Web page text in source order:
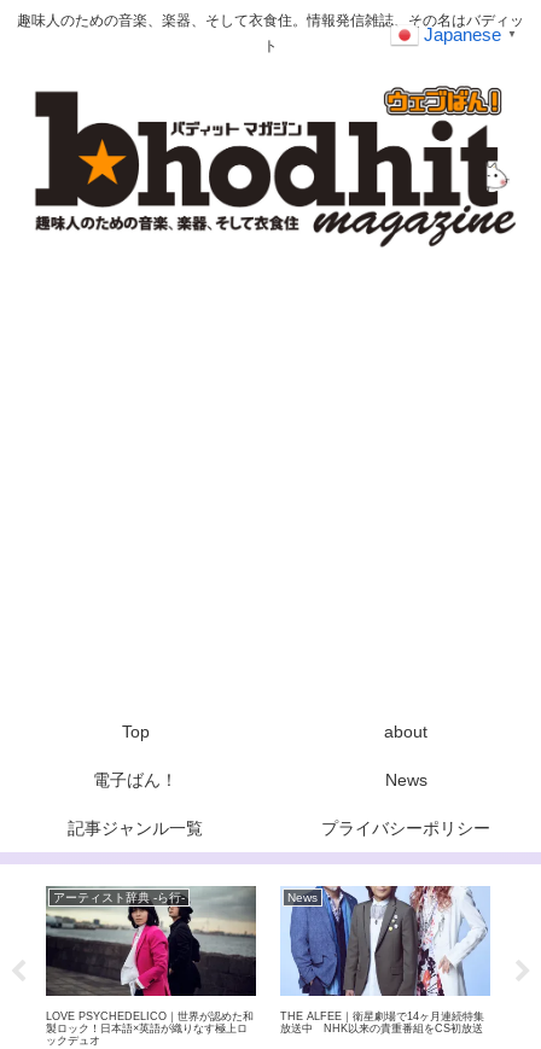
趣味人のための音楽、楽器、そして衣食住。情報発信雑誌、その名はバディッ
ト
Top about
電子ばん！ News
記事ジャンル一覧 プライバシーポリシー
アーティスト辞典 -ら行-
LOVE PSYCHEDELICO｜世界が認めた和
製ロック！日本語×英語が織りなす極上ロ
ックデュオ
News
THE ALFEE｜衛星劇場で14ヶ月連続特集
放送中 NHK以来の貴重番組をCS初放送
Japanese ▼